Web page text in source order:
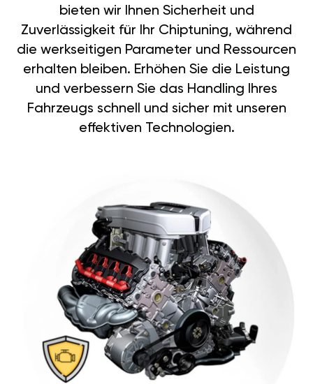
bieten wir Ihnen Sicherheit und
Zuverlässigkeit für Ihr Chiptuning, während
die werkseitigen Parameter und Ressourcen
erhalten bleiben. Erhöhen Sie die Leistung
und verbessern Sie das Handling Ihres
Fahrzeugs schnell und sicher mit unseren
effektiven Technologien.